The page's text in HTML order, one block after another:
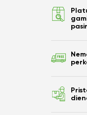
Ar
nuo